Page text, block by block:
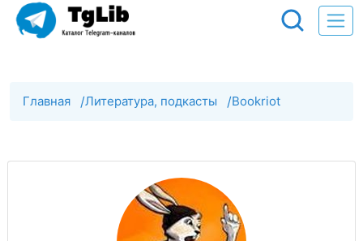
Главная /Литература, подкасты /Bookriot